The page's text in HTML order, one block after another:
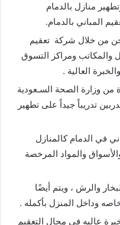
منازل بالدمام
المباني بالدمام.
من خلال شركة تعقيم
والمكاتب ومراكز التسوق
العالية .
وزارة الصحة السـعودية
تدريباً جيداً على تطهير
في الدمام كالمنازل
والمواد المرخصة
والرش ، ويتم أيضًا
وداخل المنزل بأكمله .
عاليه في مجال التعقيم